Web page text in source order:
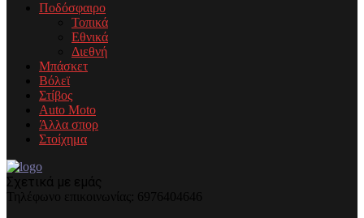
Ποδόσφαιρο
Τοπικά
Εθνικά
Διεθνή
Μπάσκετ
Βόλεϊ
Στίβος
Auto Moto
Άλλα σπορ
Στοίχημα
Σχετικά με εμάς
Τηλέφωνo επικοινωνίας: 6976404646